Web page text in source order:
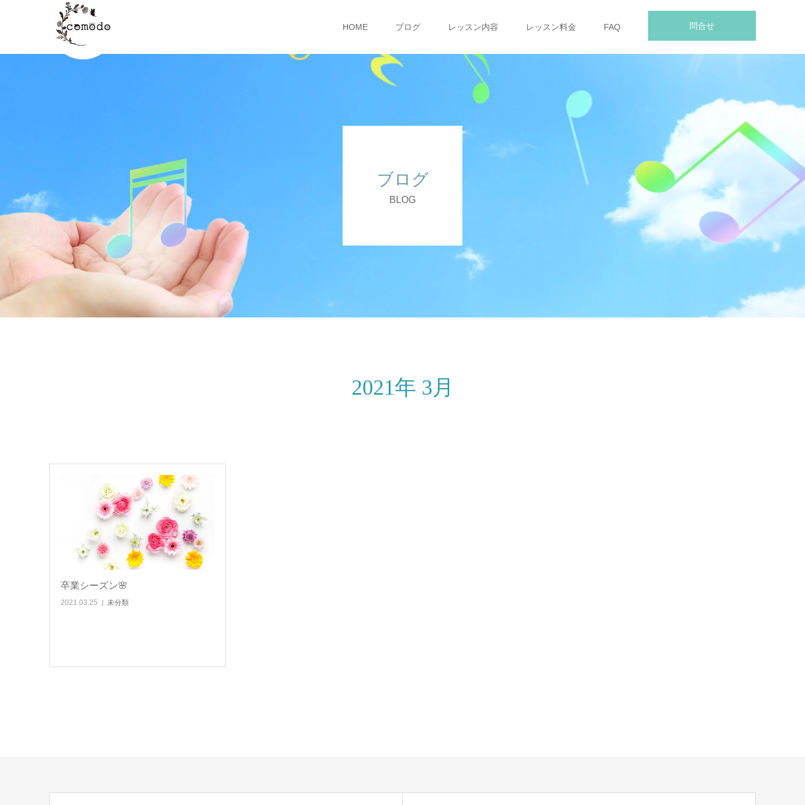
問合せ
HOME ブログ レッスン内容 レッスン料金 FAQ
ブログ
BLOG
2021年 3月
卒業シーズン🌸
2021.03.25 未分類